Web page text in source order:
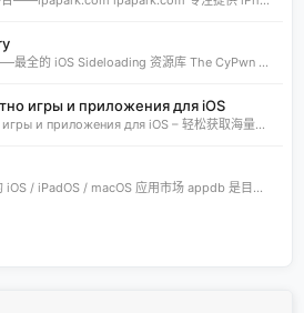
CyPwn IPA Library——最全的 iOS Sideloading 资源库 The CyPwn IPA Library is the most complete sideloading library available for iOS devices. 这里聚合了海量 IPA 包，覆盖 Jailbreak
игры и приложения для iOS
Скачать бесплатно игры и приложения для iOS – 轻松获取海量精品 在 iklassika.ru，您可以 Скачать 各类 бесплатно 的 игры 与 приложения，专为 iOS 设备打造。平台汇聚最新、最热的移动资源，让用户无需繁琐搜索，一键下载，畅享无
appdb — 独立可信的 iOS / iPadOS / macOS 应用市场 appdb 是目前最大的 独立 marketplace，专注于 iOS、iPadOS 与 macOS 生态。无论是开发者想要免费发布应用，还是普通用户想要安全、私密地下载安装自己需要的 app，都可以在这里轻松实现。 核心优势 免费发布：开